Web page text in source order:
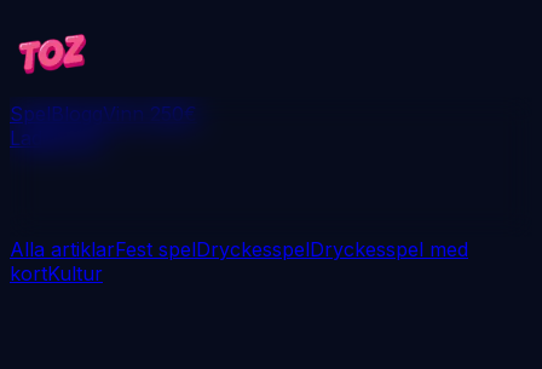
SpelBloggVinn 250€
Ladda ner
Alla artiklarFest spelDryckesspelDryckesspel med
kortKultur